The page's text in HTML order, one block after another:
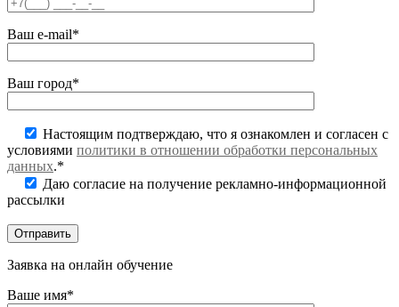
Ваш e-mail*
Ваш город*
Настоящим подтверждаю, что я ознакомлен и согласен с
условиями политики в отношении обработки персональных
данных.*
Даю согласие на получение рекламно-информационной
рассылки
Заявка на онлайн обучение
Ваше имя*